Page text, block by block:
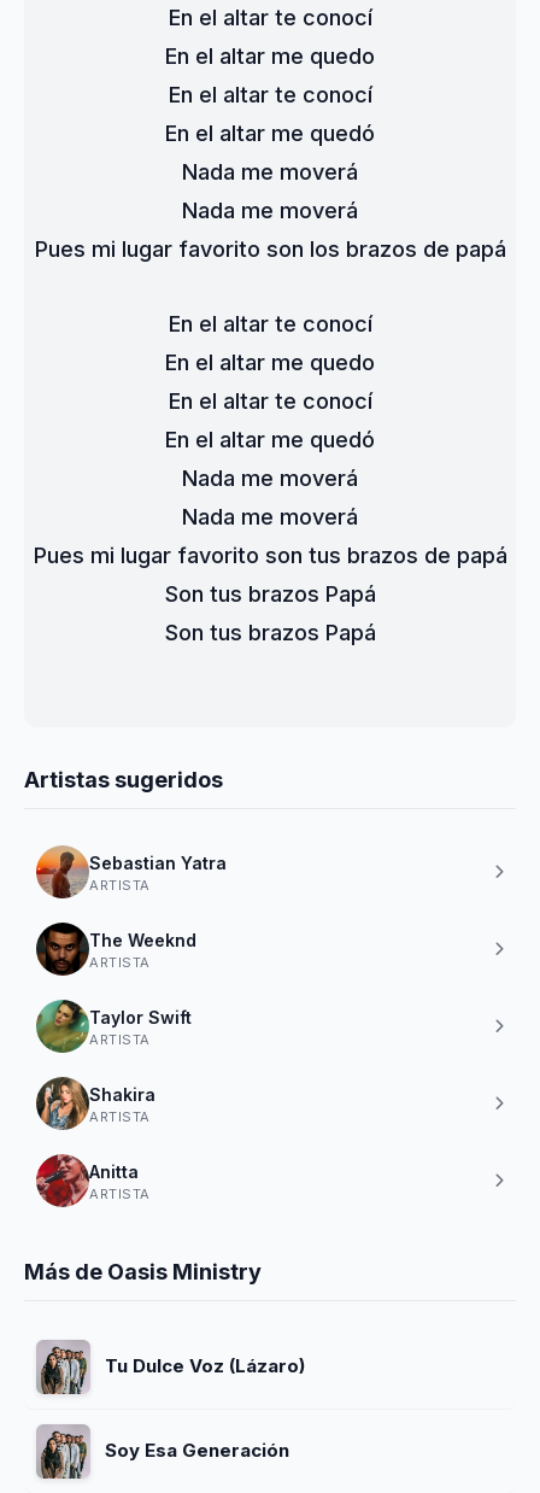
En el altar te conocí
En el altar me quedo
En el altar te conocí
En el altar me quedó
Nada me moverá
Nada me moverá
Pues mi lugar favorito son los brazos de papá
En el altar te conocí
En el altar me quedo
En el altar te conocí
En el altar me quedó
Nada me moverá
Nada me moverá
Pues mi lugar favorito son tus brazos de papá
Son tus brazos Papá
Son tus brazos Papá
Artistas sugeridos
Sebastian Yatra
ARTISTA
The Weeknd
ARTISTA
Taylor Swift
ARTISTA
Shakira
ARTISTA
Anitta
ARTISTA
Más de Oasis Ministry
Tu Dulce Voz (Lázaro)
Soy Esa Generación